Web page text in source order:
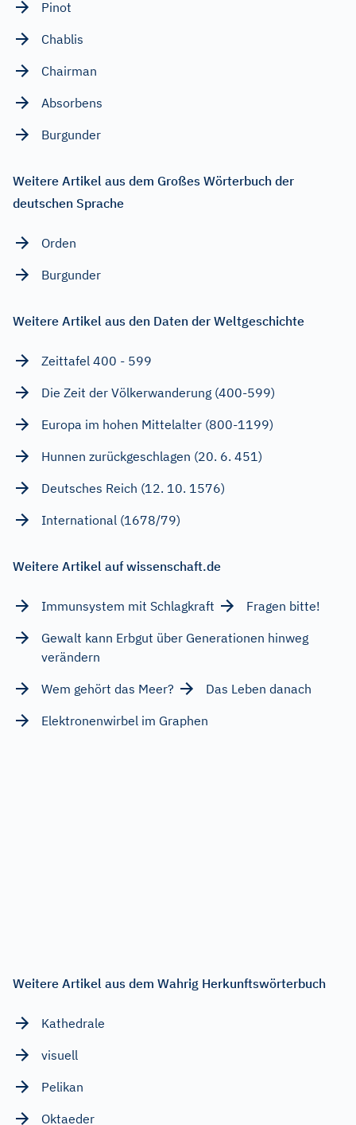
Pinot
Chablis
Chairman
Absorbens
Burgunder
Weitere Artikel aus dem Großes Wörterbuch der
deutschen Sprache
Orden
Burgunder
Weitere Artikel aus den Daten der Weltgeschichte
Zeittafel 400 - 599
Die Zeit der Völkerwanderung (400-599)
Europa im hohen Mittelalter (800-1199)
Hunnen zurückgeschlagen (20. 6. 451)
Deutsches Reich (12. 10. 1576)
International (1678/79)
Weitere Artikel auf wissenschaft.de
Immunsystem mit Schlagkraft
Fragen bitte!
Gewalt kann Erbgut über Generationen hinweg
verändern
Wem gehört das Meer?
Das Leben danach
Elektronenwirbel im Graphen
Weitere Artikel aus dem Wahrig Herkunftswörterbuch
Kathedrale
visuell
Pelikan
Oktaeder